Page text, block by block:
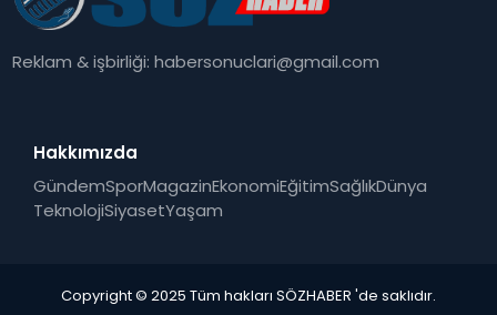
Reklam & işbirliği:habersonuclari@gmail.com
Hakkımızda
GündemSporMagazinEkonomiEğitimSağlıkDünya
TeknolojiSiyasetYaşam
Copyright © 2025 Tüm hakları SÖZHABER 'de saklıdır.